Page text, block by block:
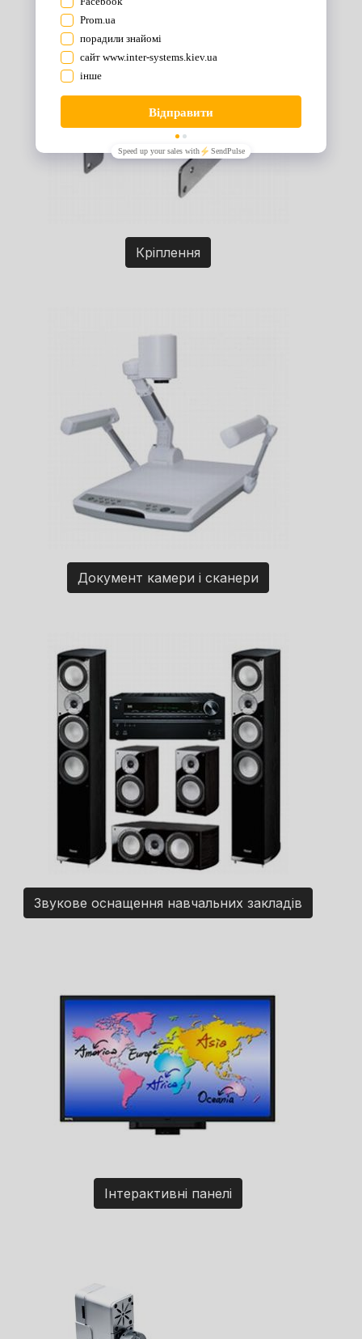
Кріплення
Документ камери і сканери
Звукове оснащення навчальних закладів
Інтерактивні панелі